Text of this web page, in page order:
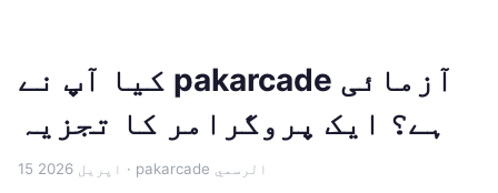
کیا آپ نے pakarcade آزمائی
ہے؟ ایک پروگرامر کا تجزیہ
15 اپریل 2026 · pakarcade الرسمي